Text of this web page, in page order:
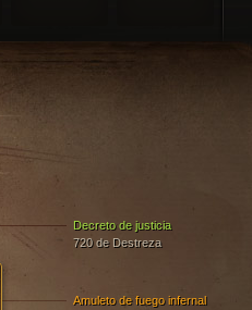
Decreto de justicia
720 de Destreza
Amuleto de fuego infernal